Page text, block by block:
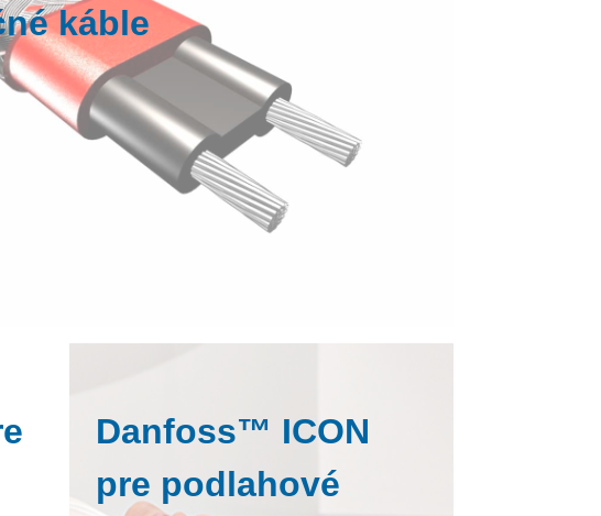
Ochrana dažďových žľabov pred
zamrznutím
Vykurovacie káble 230 V s príkonom 20 W/m
Vykurovacie káble 400 V s príkonom 20 W/m
Ochrana asfaltových plôch pred
snehom a ľadom
káble
Danfoss™ ICON
pre podlahové